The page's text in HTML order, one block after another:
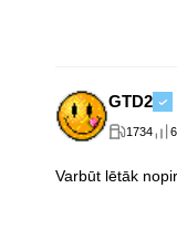
GTD2
1734 6
Varbūt lētāk